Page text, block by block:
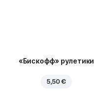
«Бискофф» рулетики
5,50 €